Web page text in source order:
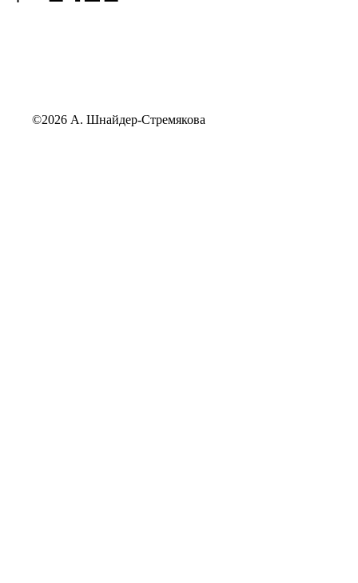
©2026 А. Шнайдер-Стремякова